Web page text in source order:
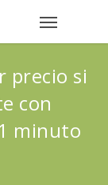
precio si
con
minuto